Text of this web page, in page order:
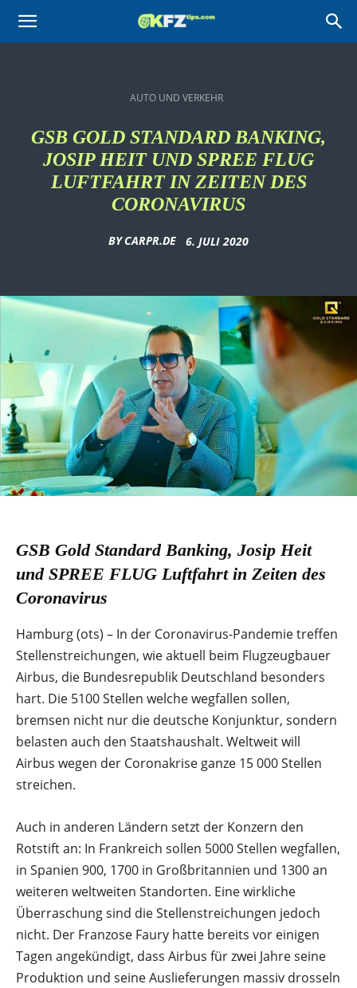
KFZtips.com
AUTO UND VERKEHR
GSB GOLD STANDARD BANKING,
JOSIP HEIT UND SPREE FLUG
LUFTFAHRT IN ZEITEN DES
CORONAVIRUS
BY CARPR.DE 6. JULI 2020
GSB Gold Standard Banking, Josip Heit
und SPREE FLUG Luftfahrt in Zeiten des
Coronavirus
Hamburg (ots) – In der Coronavirus-Pandemie treffen
Stellenstreichungen, wie aktuell beim Flugzeugbauer
Airbus, die Bundesrepublik Deutschland besonders
hart. Die 5100 Stellen welche wegfallen sollen,
bremsen nicht nur die deutsche Konjunktur, sondern
belasten auch den Staatshaushalt. Weltweit will
Airbus wegen der Coronakrise ganze 15 000 Stellen
streichen.
Auch in anderen Ländern setzt der Konzern den
Rotstift an: In Frankreich sollen 5000 Stellen wegfallen,
in Spanien 900, 1700 in Großbritannien und 1300 an
weiteren weltweiten Standorten. Eine wirkliche
Überraschung sind die Stellenstreichungen jedoch
nicht. Der Franzose Faury hatte bereits vor einigen
Tagen angekündigt, dass Airbus für zwei Jahre seine
Produktion und seine Auslieferungen massiv drosseln